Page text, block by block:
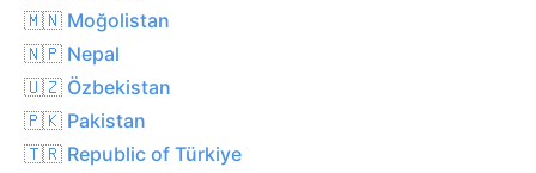
🇲🇳 Moğolistan
🇳🇵 Nepal
🇺🇿 Özbekistan
🇵🇰 Pakistan
🇹🇷 Republic of Türkiye